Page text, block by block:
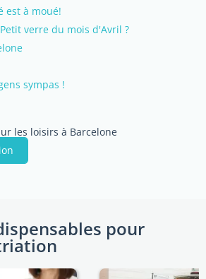
est à moué!
verre du mois d'Avril ?
sympas !
les loisirs à Barcelone
pour